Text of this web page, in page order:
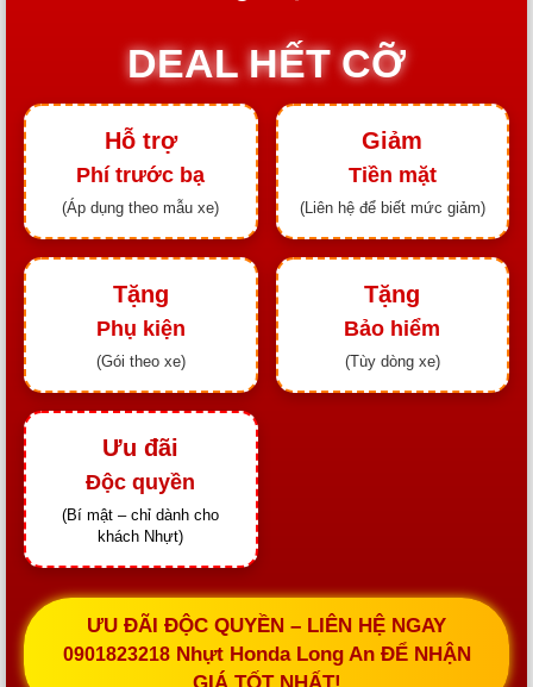
DEAL HẾT CỠ
Hỗ trợ
Phí trước bạ
(Áp dụng theo mẫu xe)
Giảm
Tiền mặt
(Liên hệ để biết mức giảm)
Tặng
Phụ kiện
(Gói theo xe)
Tặng
Bảo hiểm
(Tùy dòng xe)
Ưu đãi
Độc quyền
(Bí mật – chỉ dành cho
khách Nhựt)
ƯU ĐÃI ĐỘC QUYỀN – LIÊN HỆ NGAY
0901823218Nhựt Honda Long An ĐỂ NHẬN
GIÁ TỐT NHẤT!